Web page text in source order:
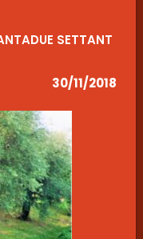
SETTANT
30/11/2018